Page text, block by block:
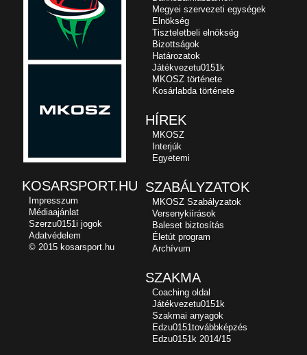
Megyei szervezeti egységek
Elnökség
Tiszteletbeli elnökség
Bizottságok
Határozatok
Játékvezetu0151k
MKOSZ története
Kosárlabda története
HÍREK
MKOSZ
Interjúk
Egyetemi
SZABÁLYZATOK
MKOSZ Szabályzatok
Versenykiírások
Baleset biztosítás
Életút program
Archívum
SZAKMA
Coaching oldal
Játékvezetu0151k
Szakmai anyagok
Edzu0151továbbképzés
Edzu0151k 2014/15
KOSARSPORT.HU
Impresszum
Médiaajánlat
Szerzu0151i jogok
Adatvédelem
© 2015 kosarsport.hu